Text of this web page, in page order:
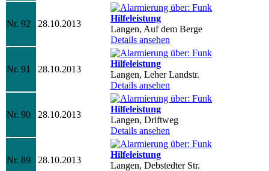
Nr. 92 28.10.2013
Hilfeleistung
Langen, Auf dem Berge
Details ansehen
Nr. 91 28.10.2013
Hilfeleistung
Langen, Leher Landstr.
Details ansehen
Nr. 90 28.10.2013
Hilfeleistung
Langen, Driftweg
Details ansehen
Nr. 89 28.10.2013
Hilfeleistung
Langen, Debstedter Str.